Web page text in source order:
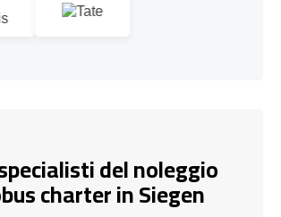
del noleggio
charter in Siegen